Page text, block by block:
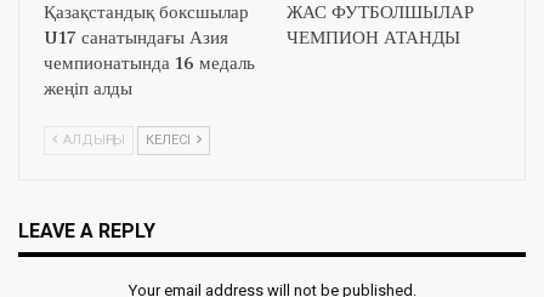
Қазақстандық боксшылар
U17 санатындағы Азия
чемпионатында 16 медаль
жеңіп алды
ЖАС ФУТБОЛШЫЛАР
ЧЕМПИОН АТАНДЫ
АЛДЫҢҒЫ КЕЛЕСІ
LEAVE A REPLY
Your email address will not be published.